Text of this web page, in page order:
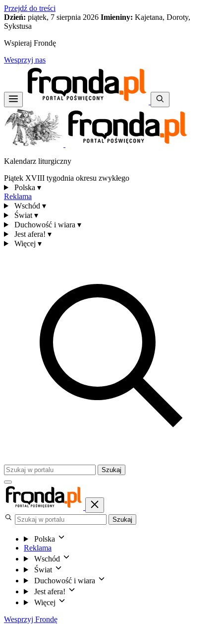
Przejdź do treści
Dzień: piątek, 7 sierpnia 2026 Imieniny: Kajetana, Doroty,
Sykstusa
Wspieraj Frondę
Wesprzyj nas
Kalendarz liturgiczny
Piątek XVIII tygodnia okresu zwykłego
Polska ▾
Reklama
Wschód ▾
Świat ▾
Duchowość i wiara ▾
Jest afera! ▾
Więcej ▾
Szukaj
Szukaj
Polska
Reklama
Wschód
Świat
Duchowość i wiara
Jest afera!
Więcej
Wesprzyj Frondę